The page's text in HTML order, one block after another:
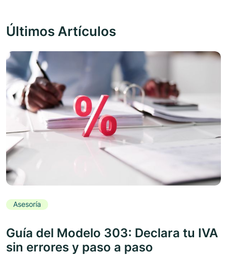
Últimos Artículos
Asesoría
Guía del Modelo 303: Declara tu IVA
sin errores y paso a paso